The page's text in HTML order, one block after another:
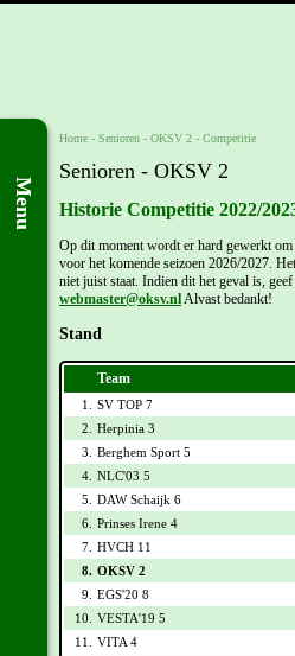
Menu
Home - Senioren - OKSV 2 - Competitie
Senioren - OKSV 2
Historie Competitie 2022/
Op dit moment wordt er hard gewerkt
voor het komende seizoen 2026/2027.
niet juist staat. Indien dit het geval is,
webmaster@oksv.nl Alvast bedankt!
Stand
Team
1. SV TOP 7
2.
Herpinia 3
3.
Berghem Sport 5
4. NLC'03 5
5.
DAW Schaijk 6
6. Prinses Irene 4
7. HVCH 11
8. OKSV 2
9.
EGS'20 8
10.
VESTA'19 5
11.
VITA 4